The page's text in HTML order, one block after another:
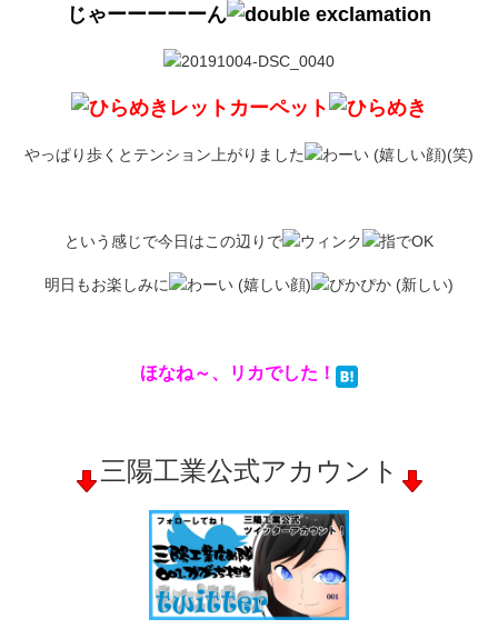
じゃーーーーーん
レットカーペット
やっぱり歩くとテンション上がりました (笑)
という感じで今日はこの辺りで
明日もお楽しみに
ほなね～、リカでした！
三陽工業公式アカウント